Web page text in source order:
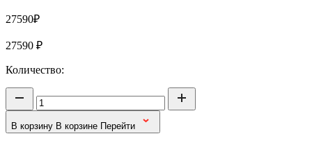
27590₽
27590 ₽
Количество:
В корзину В корзине Перейти